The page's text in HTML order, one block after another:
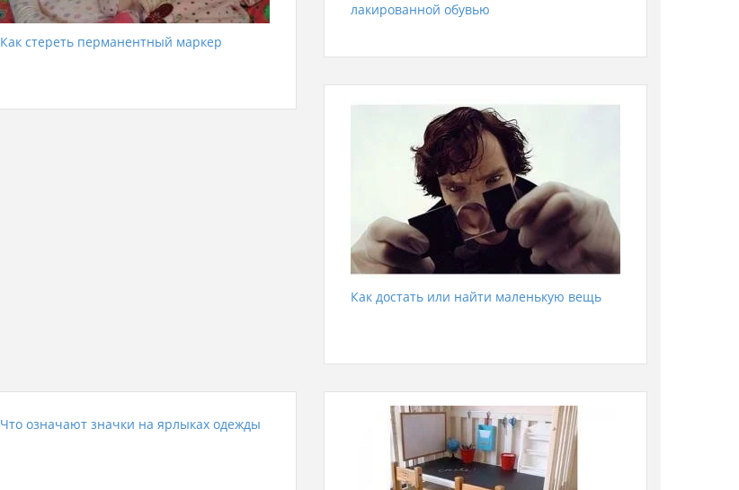
Как стереть перманентный маркер
лакированной обувью
Как достать или найти маленькую вещь
Что означают значки на ярлыках одежды